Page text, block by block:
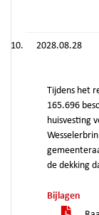
2028.08.28
Tijdens het
165.696
huisvesting
de dekking
Bijlagen